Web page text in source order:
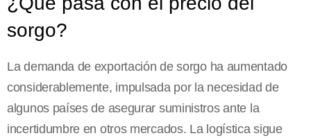
sorgo?
La demanda de exportación de sorgo ha aumentado
considerablemente, impulsada por la necesidad de
algunos países de asegurar suministros ante la
incertidumbre en otros mercados. La logística sigue